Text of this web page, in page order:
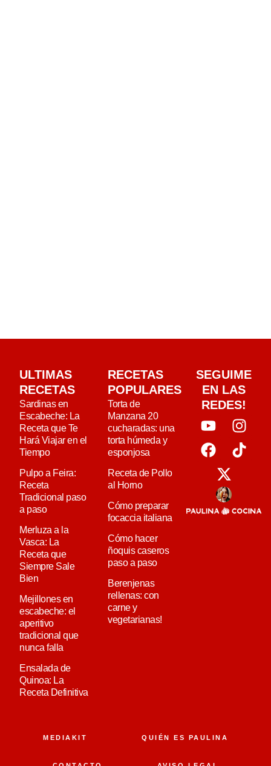
ULTIMAS
RECETAS
Sardinas en
Escabeche: La
Receta que Te
Hará Viajar en el
Tiempo
Pulpo a Feira:
Receta
Tradicional paso
a paso
Merluza a la
Vasca: La
Receta que
Siempre Sale
Bien
Mejillones en
escabeche: el
aperitivo
tradicional que
nunca falla
Ensalada de
Quinoa: La
Receta Definitiva
RECETAS
POPULARES
Torta de
Manzana 20
cucharadas: una
torta húmeda y
esponjosa
Receta de Pollo
al Horno
Cómo preparar
focaccia italiana
Cómo hacer
ñoquis caseros
paso a paso
Berenjenas
rellenas: con
carne y
vegetarianas!
SEGUIME
EN LAS
REDES!
MEDIAKIT QUIÉN ES PAULINA